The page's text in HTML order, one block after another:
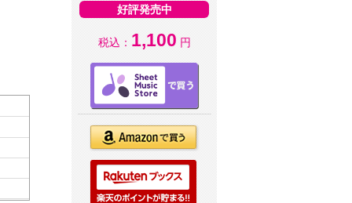
好評発売中
税込： 1,100 円